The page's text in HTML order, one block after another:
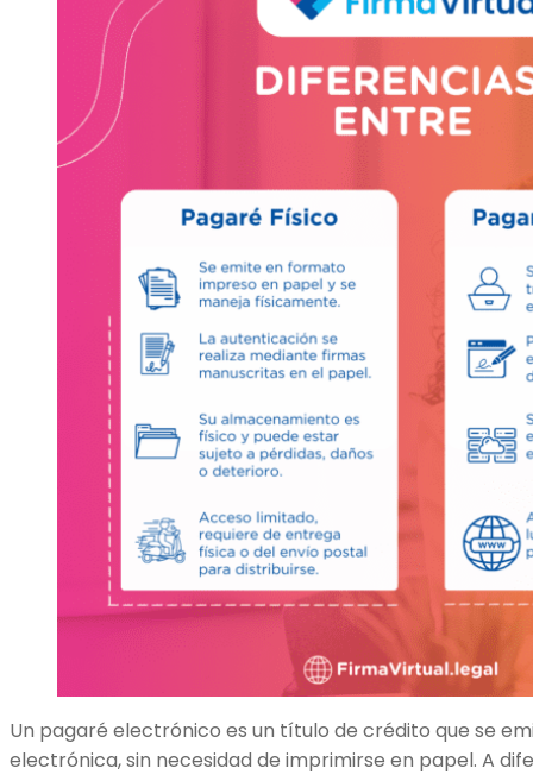
Un pagaré electrónico es un título de crédito que se
electrónica, sin necesidad de imprimirse en papel. A